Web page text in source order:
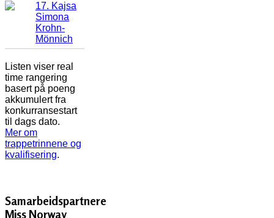
17. Kajsa
Simona
Krohn-
Mönnich
Listen viser real
time rangering
basert på poeng
akkumulert fra
konkurransestart
til dags dato.
Mer om
trappetrinnene og
kvalifisering.
Samarbeidspartnere
Miss Norway